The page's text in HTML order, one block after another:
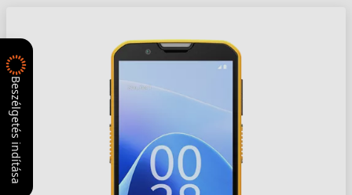
Beszélgetés indítása